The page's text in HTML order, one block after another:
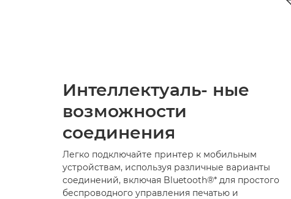
Интеллектуаль- ные
возможности
соединения
Легко подключайте принтер к мобильным
устройствам, используя различные варианты
соединений, включая Bluetooth®* для простого
беспроводного управления печатью и